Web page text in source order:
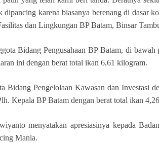
karena biasanya berenang di dasar
dan Lingkungan BP Batam, Binsar
Bidang Pengusahaan BP Batam, di
ini dengan berat total ikan 6,61 kilogram.
Bidang Pengelolaan Kawasan dan Investasi
Kepala BP Batam dengan berat total ikan
menyatakan apresiasinya kepada
Mania.